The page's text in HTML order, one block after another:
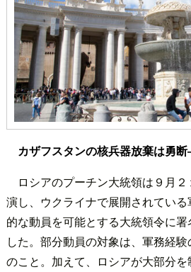
カザフスタンの核兵器放棄は勇
ロシアのプーチン大統領は９月
演し、ウクライナで展開されてい
的な動員を可能とする大統領令に
した。部分動員の対象は、軍務経
のこと。加えて、ロシアが大部分